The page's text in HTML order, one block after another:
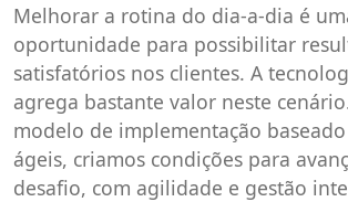
Melhorar a rotina do dia-a-dia é
oportunidade para possibilitar
satisfatórios nos clientes. A
agrega bastante valor neste
modelo de implementação baseado
ágeis, criamos condições para
desafio, com agilidade e gestão